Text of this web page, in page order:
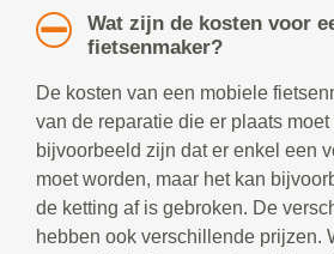
Wat zijn de kosten voor
fietsenmaker?
De kosten van een mobiele
van de reparatie die er plaats
bijvoorbeeld zijn dat er enkel een
moet worden, maar het kan
de ketting af is gebroken. De
hebben ook verschillende prijzen.